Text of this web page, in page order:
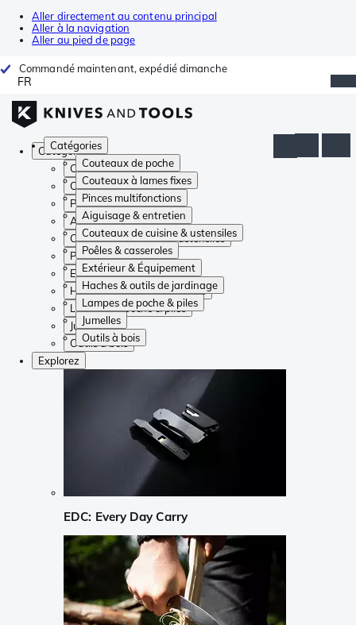
Aller directement au contenu principal
Aller à la navigation
Aller au pied de page
Commandé maintenant, expédié dimanche
FR
Catégories
Couteaux de poche
Couteaux à lames fixes
Pinces multifonctions
Aiguisage & entretien
Couteaux de cuisine & ustensiles
Poêles & casseroles
Extérieur & Équipement
Haches & outils de jardinage
Lampes de poche & piles
Jumelles
Outils à bois
Catégories
Couteaux de poche
Couteaux à lames fixes
Pinces multifonctions
Aiguisage & entretien
Couteaux de cuisine & ustensiles
Poêles & casseroles
Extérieur & Équipement
Haches & outils de jardinage
Lampes de poche & piles
Jumelles
Outils à bois
Explorez
EDC: Every Day Carry